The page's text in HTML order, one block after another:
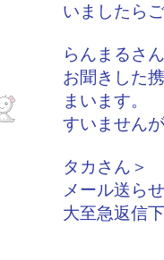
いましたら
らんまるさ
お聞きした
まいます。
すいません
タカさん＞
メール送ら
大至急返信